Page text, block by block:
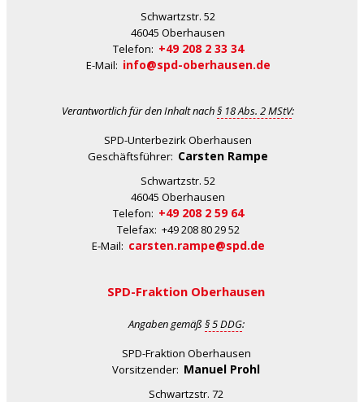
Schwartzstr. 52
46045 Oberhausen
Telefon: +49 208 2 33 34
E-Mail: info@spd-oberhausen.de
Verantwortlich für den Inhalt nach§ 18 Abs. 2 MStV:
SPD-Unterbezirk Oberhausen
Geschäftsführer: Carsten Rampe
Schwartzstr. 52
46045 Oberhausen
Telefon: +49 208 2 59 64
Telefax: +49 208 80 29 52
E-Mail: carsten.rampe@spd.de
SPD-Fraktion Oberhausen
Angaben gemäß § 5 DDG:
SPD-Fraktion Oberhausen
Vorsitzender: Manuel Prohl
Schwartzstr. 72